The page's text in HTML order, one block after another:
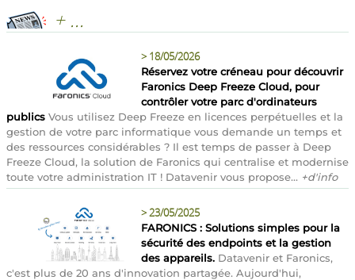
+ ...
> 18/05/2026
Réservez votre créneau pour découvrir
Faronics Deep Freeze Cloud, pour
contrôler votre parc d'ordinateurs
publics Vous utilisez Deep Freeze en licences perpétuelles et la
gestion de votre parc informatique vous demande un temps et
des ressources considérables ? Il est temps de passer à Deep
Freeze Cloud, la solution de Faronics qui centralise et modernise
toute votre administration IT ! Datavenir vous propose... +d'info
>23/05/2025
FARONICS : Solutions simples pour la
sécurité des endpoints et la gestion
des appareils. Datavenir et Faronics,
c'est plus de 20 ans d'innovation partagée. Aujourd'hui,